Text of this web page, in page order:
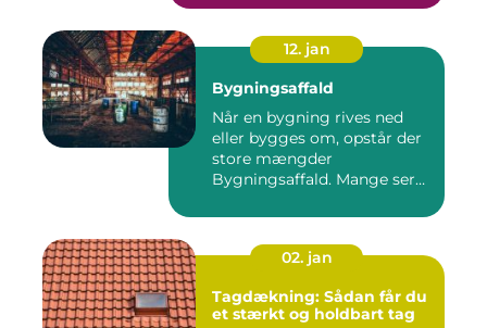
12. jan
Bygningsaffald
Når en bygning rives ned
eller bygges om, opstår der
store mængder
Bygningsaffald. Mange ser
02. jan
Tagdækning: Sådan får du
et stærkt og holdbart tag